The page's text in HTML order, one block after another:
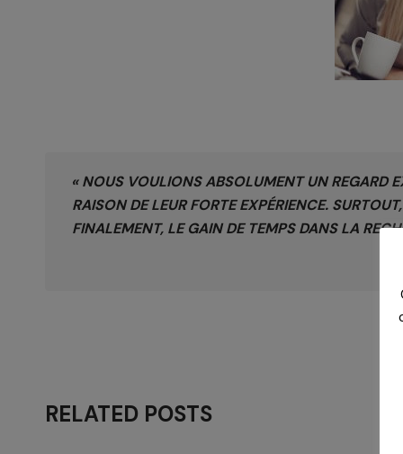
« NOUS VOULIONS ABSOLUMENT UN REGARD
RAISON DE LEUR FORTE EXPÉRIENCE.
FINALEMENT, LE GAIN DE TEMPS DANS LA
RELATED POSTS